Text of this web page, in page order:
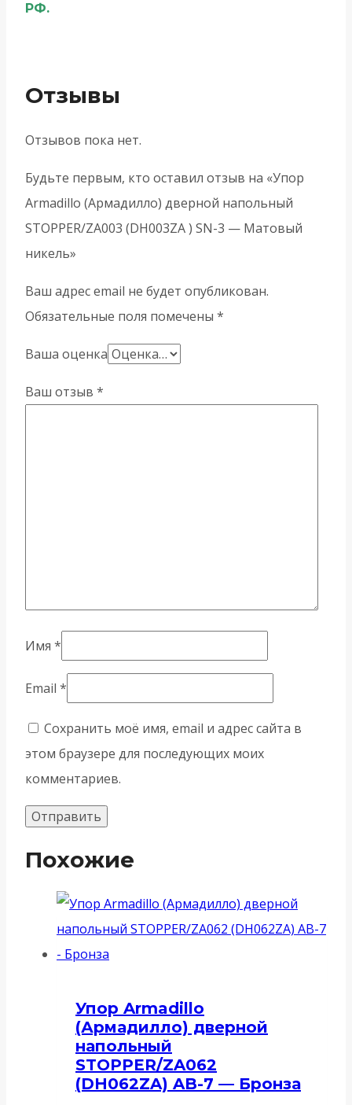
РФ.
Отзывы
Отзывов пока нет.
Будьте первым, кто оставил отзыв на «Упор
Armadillo (Армадилло) дверной напольный
STOPPER/ZA003 (DH003ZA ) SN-3 — Матовый
никель»
Ваш адрес email не будет опубликован.
Обязательные поля помечены *
Ваша оценка
Ваш отзыв *
Имя *
Email *
Сохранить моё имя, email и адрес сайта в
этом браузере для последующих моих
комментариев.
Похожие
Упор Armadillo
(Армадилло) дверной
напольный
STOPPER/ZA062
(DH062ZA) AB-7 — Бронза